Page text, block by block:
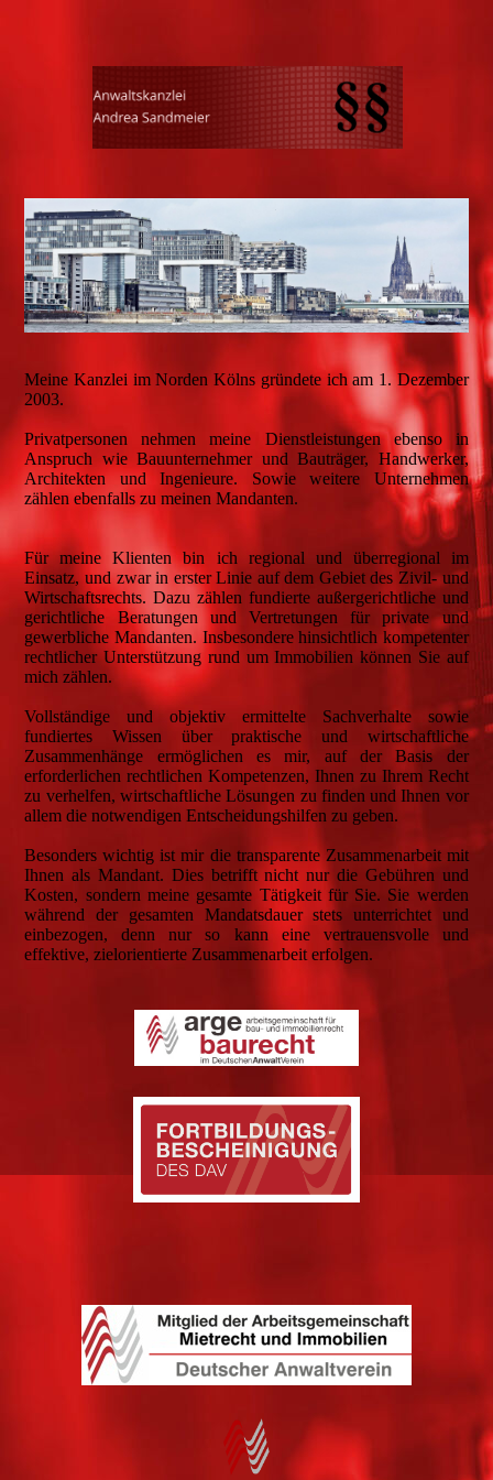
Meine Kanzlei im Norden Kölns gründete ich am 1. Dezember
2003.
Privatpersonen nehmen meine Dienstleistungen ebenso in
Anspruch wie Bauunternehmer und Bauträger, Handwerker,
Architekten und Ingenieure. Sowie weitere Unternehmen
zählen ebenfalls zu meinen Mandanten.
Für meine Klienten bin ich regional und überregional im
Einsatz, und zwar in erster Linie auf dem Gebiet des Zivil- und
Wirtschaftsrechts. Dazu zählen fundierte außergerichtliche und
gerichtliche Beratungen und Vertretungen für private und
gewerbliche Mandanten. Insbesondere hinsichtlich kompetenter
rechtlicher Unterstützung rund um Immobilien können Sie auf
mich zählen.
Vollständige und objektiv ermittelte Sachverhalte sowie
fundiertes Wissen über praktische und wirtschaftliche
Zusammenhänge ermöglichen es mir, auf der Basis der
erforderlichen rechtlichen Kompetenzen, Ihnen zu Ihrem Recht
zu verhelfen, wirtschaftliche Lösungen zu finden und Ihnen vor
allem die notwendigen Entscheidungshilfen zu geben.
Besonders wichtig ist mir die transparente Zusammenarbeit mit
Ihnen als Mandant. Dies betrifft nicht nur die Gebühren und
Kosten, sondern meine gesamte Tätigkeit für Sie. Sie werden
während der gesamten Mandatsdauer stets unterrichtet und
einbezogen, denn nur so kann eine vertrauensvolle und
effektive, zielorientierte Zusammenarbeit erfolgen.